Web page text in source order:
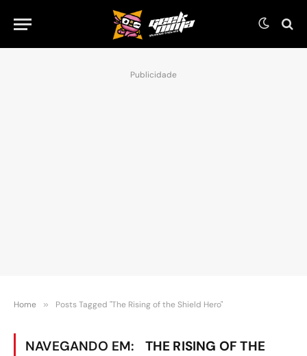
Publicidade
Home » Posts Tagged "The Rising of the Shield Hero"
NAVEGANDO EM:
THE RISING OF THE